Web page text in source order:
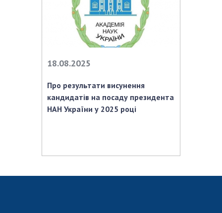
Відкрита наука в НАН України
Підготовка наукових кадрів
Робота з молоддю
МІЖНАРОДНЕ СПІВРОБІТНИЦТВО
Членство в міжнародних організаціях
Міжнародні угоди
Державний бюджет НАН України
18.08.2025
Про результати висунення
кандидатів на посаду президента
НАН України у 2025 році